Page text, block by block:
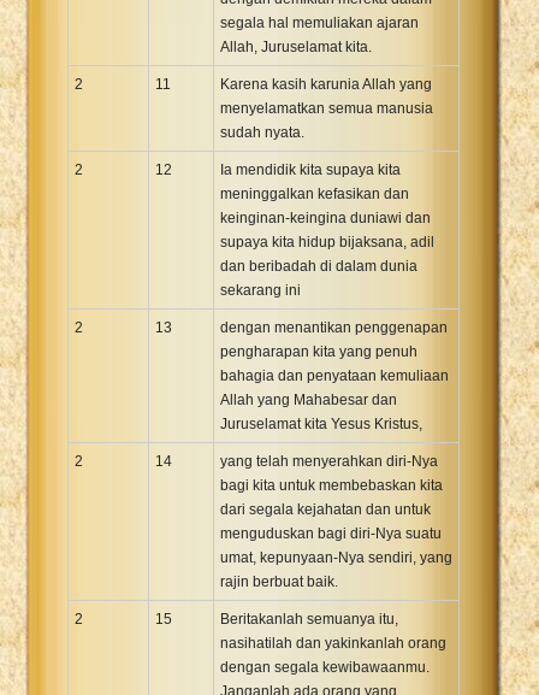
segala hal memuliakan ajaran
Allah, Juruselamat kita.
2 11
Karena kasih karunia Allah yang
menyelamatkan semua manusia
sudah nyata.
2 12
Ia mendidik kita supaya kita
meninggalkan kefasikan dan
keinginan-keingina duniawi dan
supaya kita hidup bijaksana, adil
dan beribadah di dalam dunia
sekarang ini
2 13
dengan menantikan penggenapan
pengharapan kita yang penuh
bahagia dan penyataan kemuliaan
Allah yang Mahabesar dan
Juruselamat kita Yesus Kristus,
2 14
yang telah menyerahkan diri-Nya
bagi kita untuk membebaskan kita
dari segala kejahatan dan untuk
menguduskan bagi diri-Nya suatu
umat, kepunyaan-Nya sendiri, yang
rajin berbuat baik.
2 15
Beritakanlah semuanya itu,
nasihatilah dan yakinkanlah orang
dengan segala kewibawaanmu.
Janganlah ada orang yang